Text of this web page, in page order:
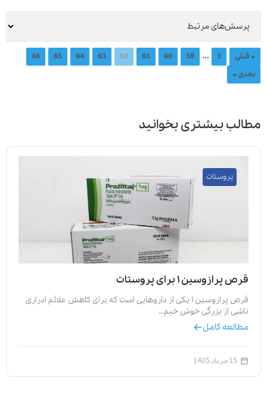
« قبلی 1
...
59
60
61
62
63
64
65
66
بعدی »
مطالب بیشتری بخوانید
پروستات
قرص پرازوسین ۱ برای پروستات
قرص پرازوسین ۱ یکی از داروهایی است که برای کاهش علائم ادراری
ناشی از بزرگی خوش خیم…
مطالعه کامل
15 مرداد 1405